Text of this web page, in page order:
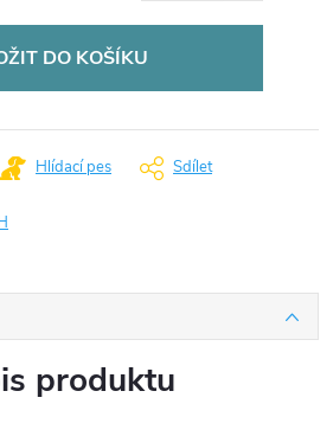
DO KOŠÍKU
Hlídací pes Sdílet
produktu